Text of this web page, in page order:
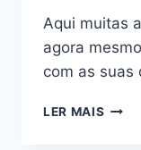
Aqui muitas
agora
com as suas
LER MAIS